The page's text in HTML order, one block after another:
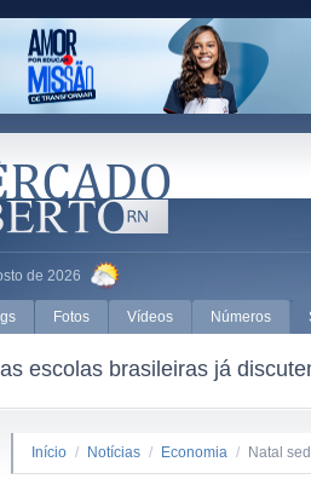
de 2026
Fotos Vídeos Números
escolas brasileiras já
Início / Notícias / Economia / Natal